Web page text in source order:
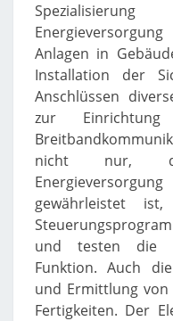
Anlagen in
Installation der
Anschlüssen
zur
nicht nur,
gewährleistet
und testen die
Funktion. Auch
und Ermittlung
Fertigkeiten. Der